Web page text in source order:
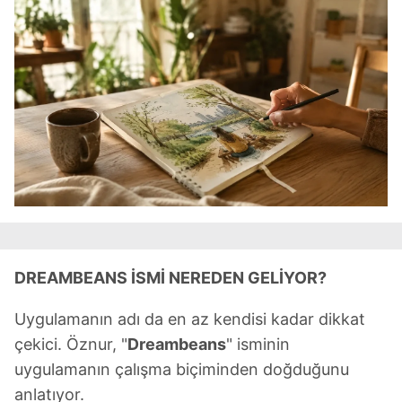
vasıtasıyla belirleyebilirsiniz. Çerezlere ilişkin detaylı bilgi
için Ayarlar butonuna tıklayabilir,
Çerez Bilgilendirme
Metnimiziziyaret edebilirsiniz.
6698 sayılı Kişisel Verilerin Korunması Kanunu uyarınca
hazırlanmış Aydınlatma Metnimizi okumak ve sitemizde
ilgili mevzuata uygun olarak kullanılan çerezlerle ilgili bilgi
almak için lütfentıklayınız.
DREAMBEANS İSMİ NEREDEN GELİYOR?
Uygulamanın adı da en az kendisi kadar dikkat
çekici. Öznur, "Dreambeans" isminin
uygulamanın çalışma biçiminden doğduğunu
anlatıyor.